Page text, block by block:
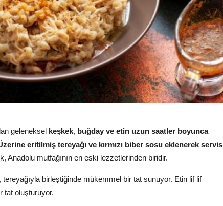
geleneksel keşkek, buğday ve etin uzun saatler boyunca
eritilmiş tereyağı ve kırmızı biber sosu eklenerek servis
mutfağının en eski lezzetlerinden biridir.
birleştiğinde mükemmel bir tat sunuyor. Etin lif lif
tat oluşturuyor.